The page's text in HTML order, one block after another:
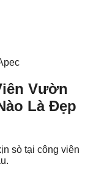
Vườn
Là Đẹp
sò tại công viên